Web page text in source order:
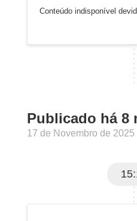
Conteúdo indisponível
Publicado há 8
17 de Novembro de 2025